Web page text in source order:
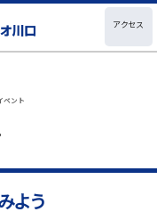
アクセス
ベント
よう